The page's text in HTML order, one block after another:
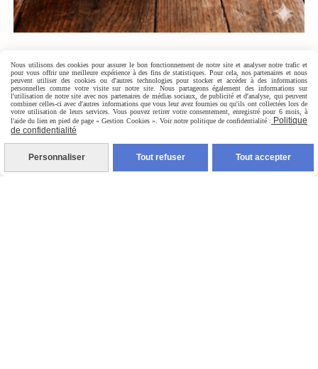
Décapsuleur Mural Thème Chasse
15,00€
AJOUTER AU PANIER
Nous utilisons des cookies pour assurer le bon fonctionnement de notre site et analyser notre trafic et
pour vous offrir une meilleure expérience à des fins de statistiques. Pour cela, nos partenaires et nous
peuvent utiliser des cookies ou d'autres technologies pour stocker et accéder à des informations
personnelles comme votre visite sur notre site. Nous partageons également des informations sur
l'utilisation de notre site avec nos partenaires de médias sociaux, de publicité et d'analyse, qui peuvent
combiner celles-ci avec d'autres informations que vous leur avez fournies ou qu'ils ont collectées lors de
votre utilisation de leurs services. Vous pouvez retirer votre consentement, enregistré pour 6 mois, à
l'aide du lien en pied de page « Gestion Cookies ». Voir notre politique de confidentialité : Politique
de confidentialité
Personnaliser Tout refuser Tout accepter